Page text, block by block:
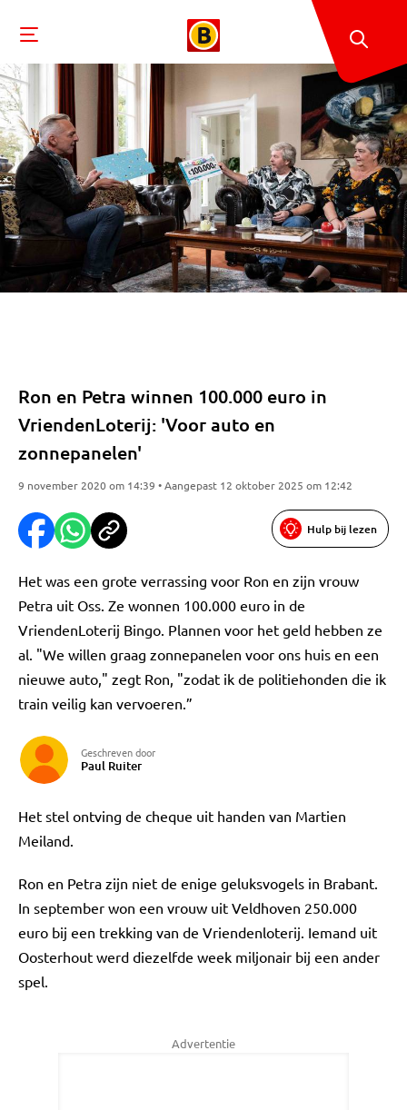
Ron en Petra winnen 100.000 euro in
VriendenLoterij: 'Voor auto en
zonnepanelen'
9 november 2020 om 14:39 • Aangepast 12 oktober 2025 om 12:42
Hulp bij lezen
Het was een grote verrassing voor Ron en zijn vrouw
Petra uit Oss. Ze wonnen 100.000 euro in de
VriendenLoterij Bingo. Plannen voor het geld hebben ze
al. "We willen graag zonnepanelen voor ons huis en een
nieuwe auto," zegt Ron, "zodat ik de politiehonden die ik
train veilig kan vervoeren.”
Geschreven door
Paul Ruiter
Het stel ontving de cheque uit handen van Martien
Meiland.
Ron en Petra zijn niet de enige geluksvogels in Brabant.
In september won een vrouw uit Veldhoven 250.000
euro bij een trekking van de Vriendenloterij. Iemand uit
Oosterhout werd diezelfde week miljonair bij een ander
spel.
Advertentie